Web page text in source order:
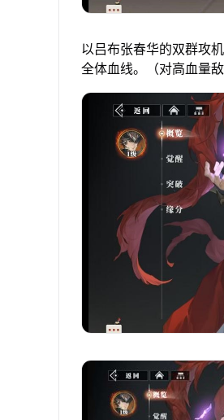
以吕布张春华的双群攻
全体血线。（对高血量敌